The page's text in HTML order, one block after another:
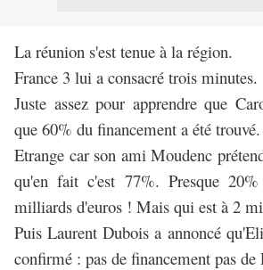
La réunion s'est tenue à la région.
France 3 lui a consacré trois minutes.
Juste assez pour apprendre que
que 60% du financement a été trouvé.
Etrange car son ami Moudenc
qu'en fait c'est 77%. Presque
milliards d'euros ! Mais qui est à 2
Puis Laurent Dubois a annoncé
confirmé : pas de financement pas